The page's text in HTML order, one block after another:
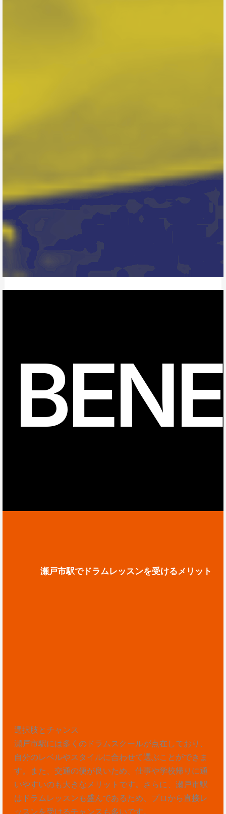
瀬戸市駅でドラムレッスンを受けるメリット
選択肢とチャンス
瀬戸市駅には多くのドラムスクールが点在しており、
自分のレベルやスタイルに合わせて選ぶことができま
す。また、交通の便が良いため、仕事や学校帰りに通
いやすいのも大きなメリットです。さらに、瀬戸市駅
はドラムレッスンも盛んであるため、プロから直接レ
ッスンを受けるチャンスも多いです。